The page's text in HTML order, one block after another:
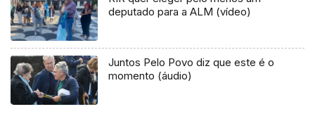
deputado para a ALM (vídeo)
Juntos Pelo Povo diz que este é o
momento (áudio)